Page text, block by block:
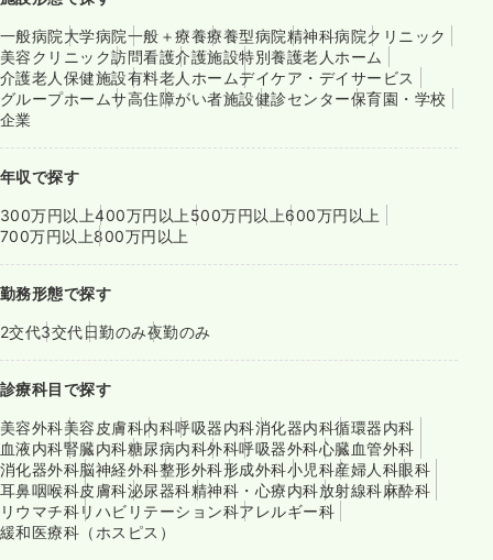
一般病院大学病院一般＋療養療養型病院精神科病院クリニック
美容クリニック訪問看護介護施設特別養護老人ホーム
介護老人保健施設有料老人ホームデイケア・デイサービス
グループホームサ高住障がい者施設健診センター保育園・学校
企業
年収で探す
300万円以上400万円以上 500万円以上600万円以上
700万円以上800万円以上
勤務形態で探す
2交代3交代日勤のみ夜勤のみ
診療科目で探す
美容外科美容皮膚科内科呼吸器内科消化器内科循環器内科
血液内科腎臓内科糖尿病内科外科呼吸器外科心臓血管外科
消化器外科脳神経外科整形外科形成外科小児科産婦人科眼科
耳鼻咽喉科皮膚科泌尿器科精神科・心療内科放射線科麻酔科
リウマチ科リハビリテーション科アレルギー科
緩和医療科（ホスピス）